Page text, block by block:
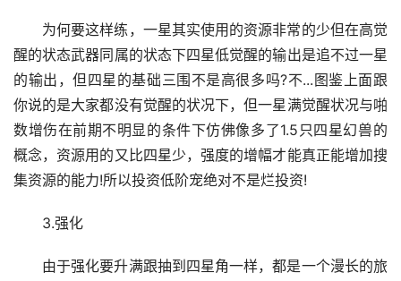
为何要这样练，一星其实使用的资源非常的少但在高觉
醒的状态武器同属的状态下四星低觉醒的输出是追不过一星
的输出，但四星的基础三围不是高很多吗?不...图鉴上面跟
你说的是大家都没有觉醒的状况下，但一星满觉醒状况与啪
数增伤在前期不明显的条件下仿佛像多了1.5只四星幻兽​​的
概念，资源用的又比四星少，强度的增幅才能真正能增加搜
集资源的能力!所以投资低阶宠绝对不是烂投资!
3.强化
由于强化要升满跟抽到四星角一样，都是一个漫长的旅